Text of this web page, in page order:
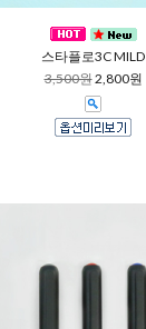
스타플로3C MILD
3,500원2,800원